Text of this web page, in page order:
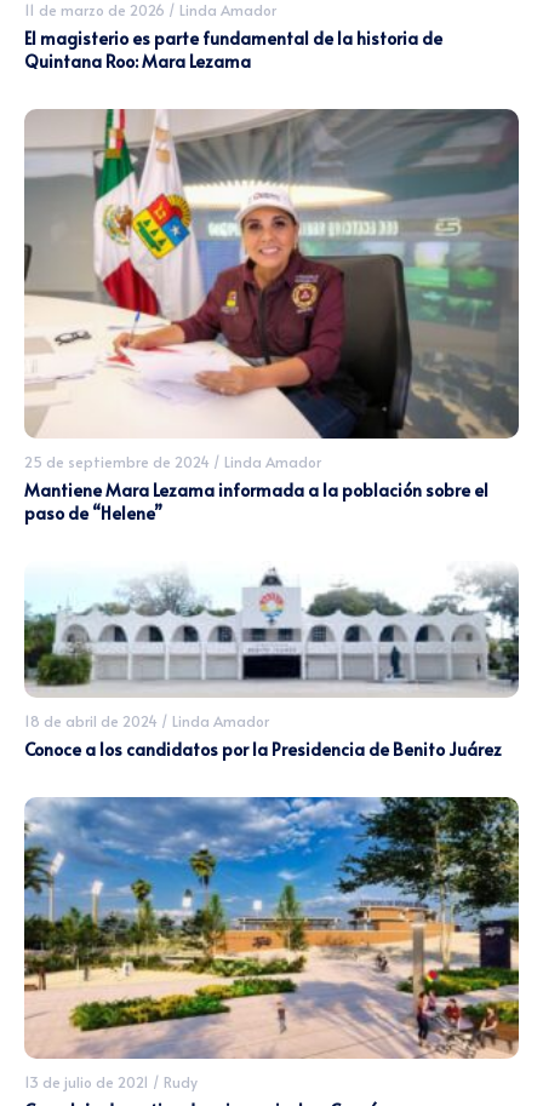
11 de marzo de 2026 / Linda Amador
El magisterio es parte fundamental de la historia de
Quintana Roo: Mara Lezama
25 de septiembre de 2024 / Linda Amador
Mantiene Mara Lezama informada a la población sobre el
paso de “Helene”
18 de abril de 2024 / Linda Amador
Conoce a los candidatos por la Presidencia de Benito Juárez
13 de julio de 2021 / Rudy